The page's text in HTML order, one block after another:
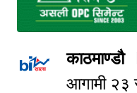
काठमाण्डौ
आगामी २३